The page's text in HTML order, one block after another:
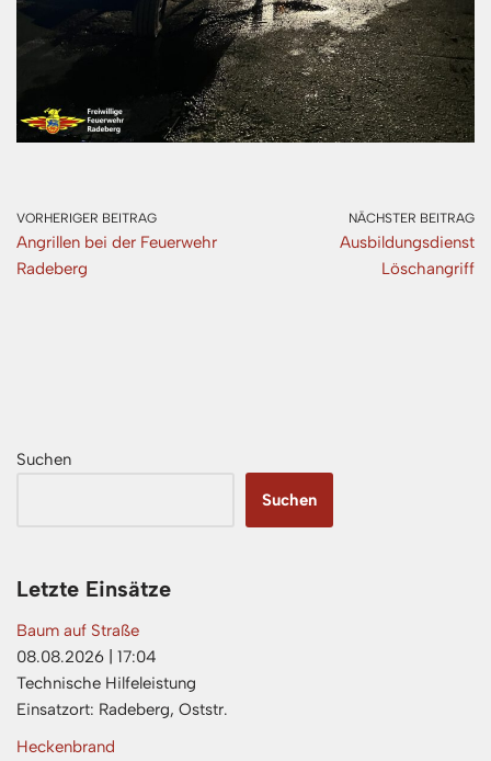
VORHERIGER BEITRAG
Angrillen bei der Feuerwehr
Radeberg
NÄCHSTER BEITRAG
Ausbildungsdienst
Löschangriff
Suchen
Suchen
Letzte Einsätze
Baum auf Straße
08.08.2026
17:04
Technische Hilfeleistung
Einsatzort: Radeberg, Oststr.
Heckenbrand